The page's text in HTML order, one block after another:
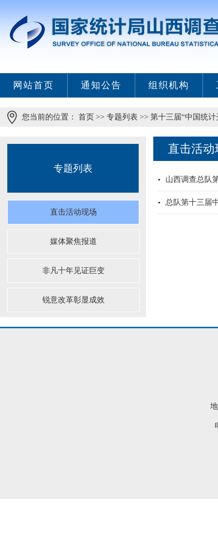
网站首页 通知公告 组织机构
您当前的位置： 首页 >> 专题列表 >> 第十三届“中国统计
专题列表
直击活动现场
媒体聚焦报道
非凡十年见证巨变
锐意改革彰显成效
直击活动
山西调查总队
总队第十三届